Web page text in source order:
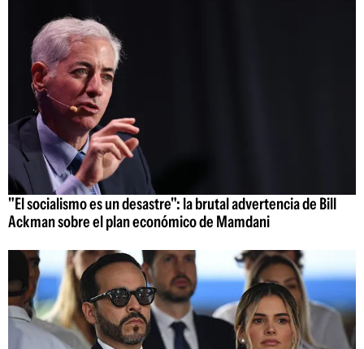
"El socialismo es un desastre": la brutal advertencia de Bill
Ackman sobre el plan económico de Mamdani